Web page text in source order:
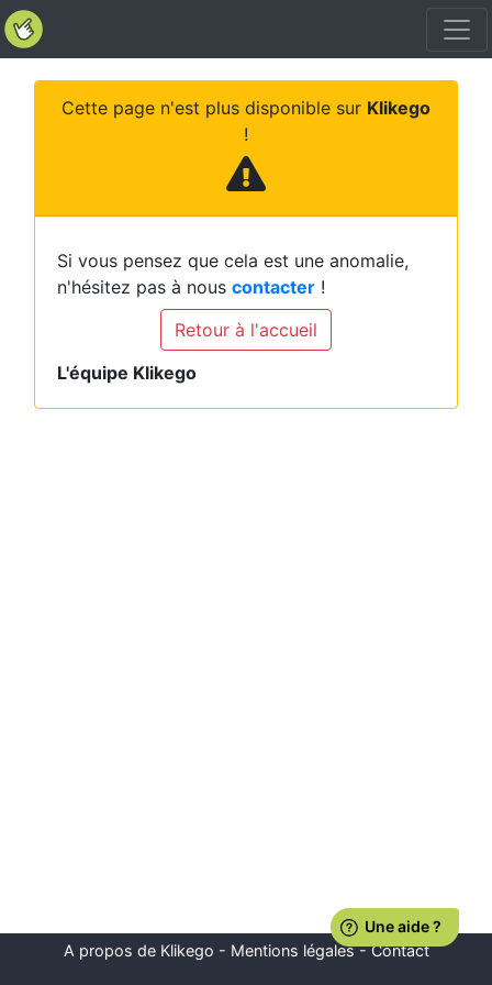
Cette page n'est plus disponible sur Klikego
!
Si vous pensez que cela est une anomalie,
n'hésitez pas à nous contacter !
Retour à l'accueil
L'équipe Klikego
A propos de Klikego - Mentions légales-Contact